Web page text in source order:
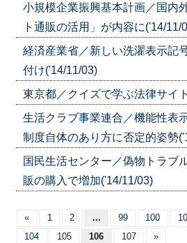
小規模企業振興基本計画／国内
ト通販の活用」が内容に('14/11/
経済産業省／新しい洗濯表示記
付け('14/11/03)
東京都／クイズで学ぶ法律サイ
生活クラブ事業連合／機能性表
制度自体のあり方に否定的姿勢
国民生活センター／偽物トラブ
販の購入で増加('14/11/03)
« 1 2 ... 99 100
104
105 106 107 »